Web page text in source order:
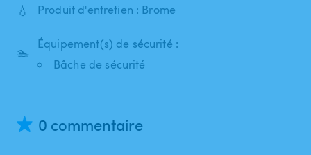
💧 Produit d'entretien : Brome
🏊
Équipement(s) de sécurité :
Bâche de sécurité
0 commentaire